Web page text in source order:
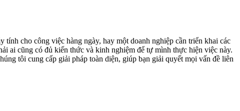
cho công việc hàng ngày, hay một doanh nghiệp cần triển khai các
ai cũng có đủ kiến thức và kinh nghiệm để tự mình thực hiện việc này.
tôi cung cấp giải pháp toàn diện, giúp bạn giải quyết mọi vấn đề liên